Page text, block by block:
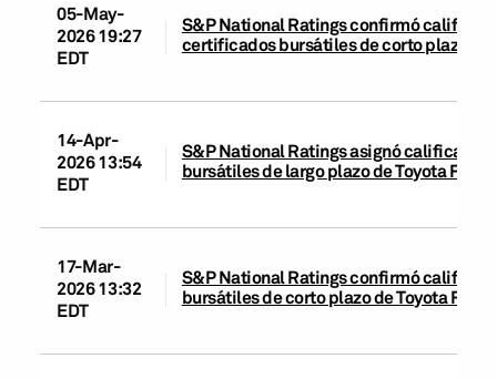
05-May-
2026 19:27
EDT
S&P National Ratings confirmó
certificados bursátiles de corto plazo de
14-Apr-
2026 13:54
EDT
S&P National Ratings asignó calificación
bursátiles de largo plazo de Toyota
17-Mar-
2026 13:32
EDT
S&P National Ratings confirmó
bursátiles de corto plazo de Toyota